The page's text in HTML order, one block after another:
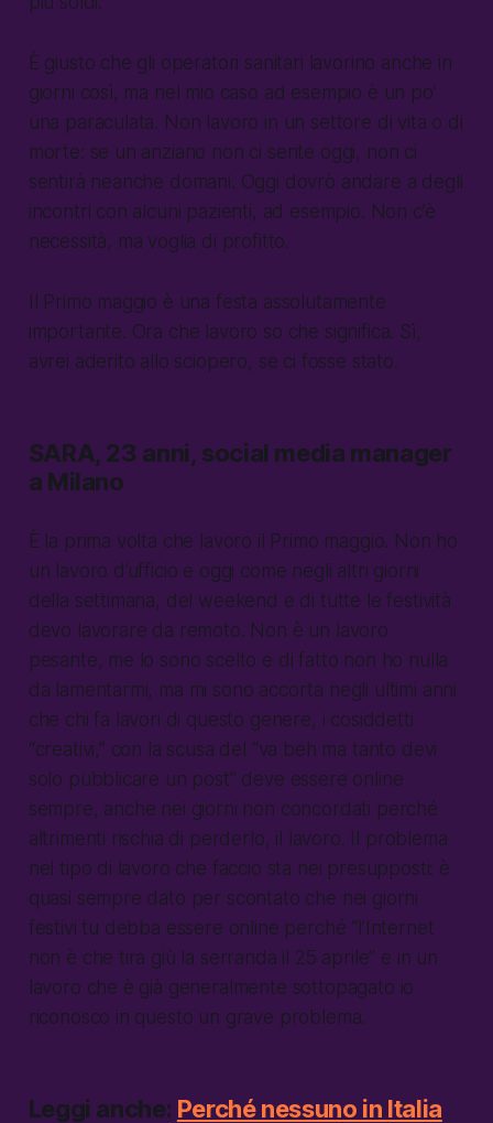
È giusto che gli operatori sanitari lavorino anche in
giorni così, ma nel mio caso ad esempio è un po’
una paraculata. Non lavoro in un settore di vita o di
morte: se un anziano non ci sente oggi, non ci
sentirà neanche domani. Oggi dovrò andare a degli
incontri con alcuni pazienti, ad esempio. Non c’è
necessità, ma voglia di profitto.
Il Primo maggio è una festa assolutamente
importante. Ora che lavoro so che significa. Sì,
avrei aderito allo sciopero, se ci fosse stato.
SARA, 23 anni, social media manager
a Milano
È la prima volta che lavoro il Primo maggio. Non ho
un lavoro d’ufficio e oggi come negli altri giorni
della settimana, del weekend e di tutte le festività
devo lavorare da remoto. Non è un lavoro
pesante, me lo sono scelto e di fatto non ho nulla
da lamentarmi, ma mi sono accorta negli ultimi anni
che chi fa lavori di questo genere, i cosiddetti
“creativi,” con la scusa del “va beh ma tanto devi
solo pubblicare un post” deve essere online
sempre, anche nei giorni non concordati perché
altrimenti rischia di perderlo, il lavoro. Il problema
nel tipo di lavoro che faccio sta nei presupposti: è
quasi sempre dato per scontato che nei giorni
festivi tu debba essere online perché “l’Internet
non è che tira giù la serranda il 25 aprile” e in un
lavoro che è già generalmente sottopagato io
riconosco in questo un grave problema.
Leggi anche: Perché nessuno in Italia